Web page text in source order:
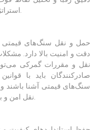
حمل و نقل سنگ‌های قیمتی
دقت و امنیت بالا دارد.
نقل و مقررات گمرکی
صادرکنندگان باید با
سنگ‌های قیمتی آشنا باشند و